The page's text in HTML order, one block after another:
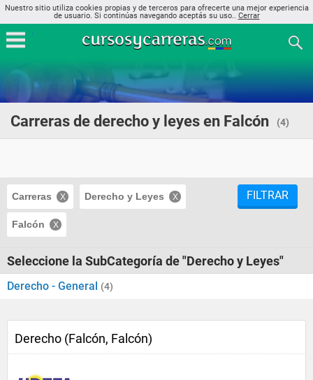
Nuestro sitio utiliza cookies propias y de terceros para ofrecerte una mejor experiencia
de usuario. Si continúas navegando aceptás su uso.. Cerrar
Carreras de derecho y leyes en Falcón (4)
Carreras Derecho y Leyes
Falcón
FILTRAR
Seleccione la SubCategoría de "Derecho y Leyes"
Derecho - General (4)
Derecho (Falcón, Falcón)